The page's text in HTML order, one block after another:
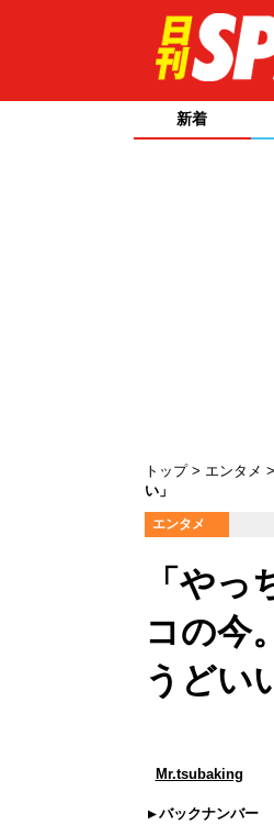
新着
トップ エンタメ
い」
エンタメ
「や
コの今
うどい
Mr.tsubaking
バックナンバー